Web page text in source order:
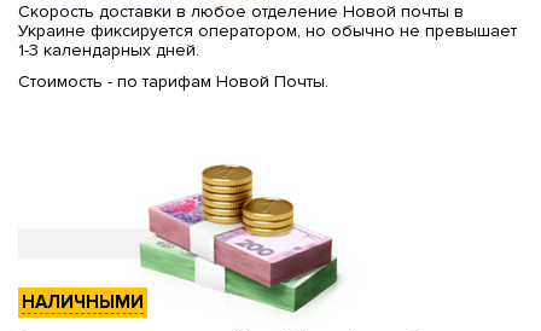
Скорость доставки в любое отделение Новой почты в
Украине фиксируется оператором, но обычно не превышает
1-3 календарных дней.
Стоимость - по тарифам Новой Почты.
НАЛИЧНЫМИ